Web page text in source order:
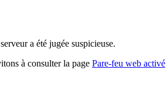
a été jugée suspicieuse.
à consulter la page Pare-feu web activé